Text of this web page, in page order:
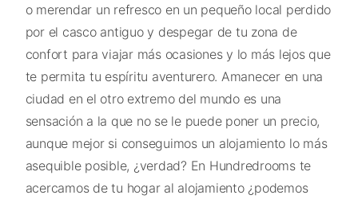
o merendar un refresco en un pequeño local perdido
por el casco antiguo y despegar de tu zona de
confort para viajar más ocasiones y lo más lejos que
te permita tu espíritu aventurero. Amanecer en una
ciudad en el otro extremo del mundo es una
sensación a la que no se le puede poner un precio,
aunque mejor si conseguimos un alojamiento lo más
asequible posible, ¿verdad? En Hundredrooms te
acercamos de tu hogar al alojamiento ¿podemos